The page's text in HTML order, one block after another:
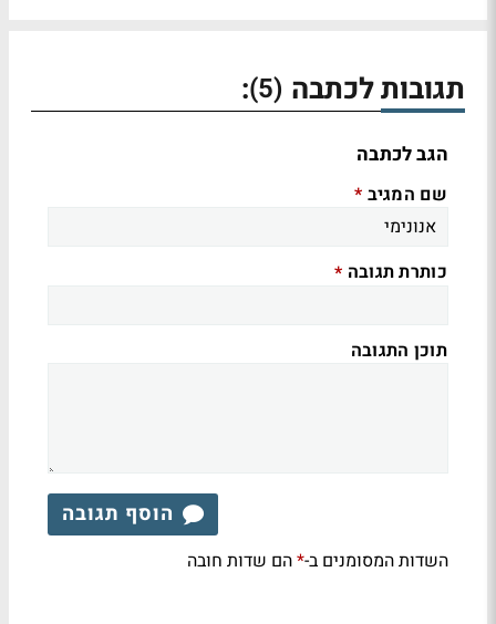
תגובות לכתבה (5)
:
הגב לכתבה
שם המגיב *
כותרת תגובה *
תוכן התגובה
הוסף תגובה
השדות המסומנים ב-*הם שדות חובה